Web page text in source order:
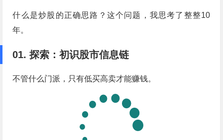
什么是炒股的正确思路？这个问题，我思考了整整10
年。
01. 探索：初识股市信息链
不管什么门派，只有低买高卖才能赚钱。